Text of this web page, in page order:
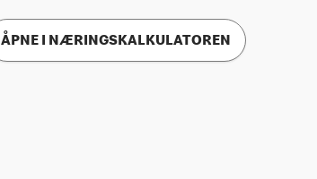
ÅPNE I NÆRINGSKALKULATOREN